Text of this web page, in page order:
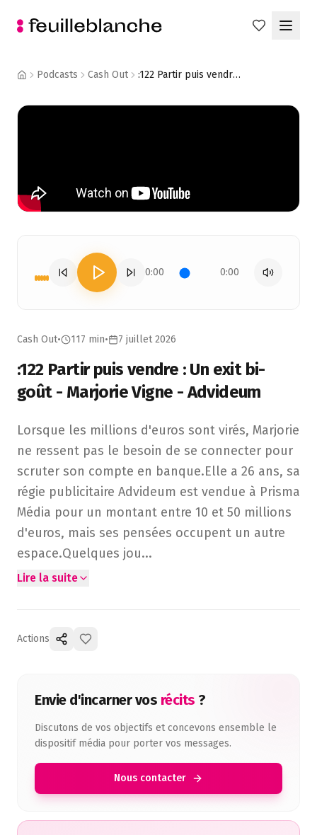
Podcasts Cash Out :122 Partir puis vendre : Un exit bi-goût - Marjorie Vigne - Advideum
0:00 0:00
Cash Out• 117 min• 7 juillet 2026
:122 Partir puis vendre : Un exit bi-
goût - Marjorie Vigne - Advideum
Lorsque les millions d'euros sont virés, Marjorie ne
Lorsque les millions d'euros sont virés, Marjorie
ne ressent pas le besoin de se connecter pour
scruter son compte en banque.Elle a 26 ans, sa
régie publicitaire Advideum est vendue à Prisma
Média pour un montant entre 10 et 50 millions
d'euros, mais ses pensées occupent un autre
espace.Quelques jou...
Lire la suite
Actions
Envie d'incarner vos récits ?
Discutons de vos objectifs et concevons ensemble le
dispositif média pour porter vos messages.
Nous contacter